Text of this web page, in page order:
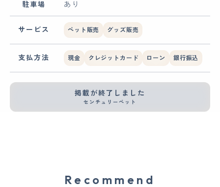
駐車場 あり
サービス ペット販売 グッズ販売
支払方法 現金 クレジットカード ローン 銀行振込
掲載が終了しました
センチュリーペット
Recommend